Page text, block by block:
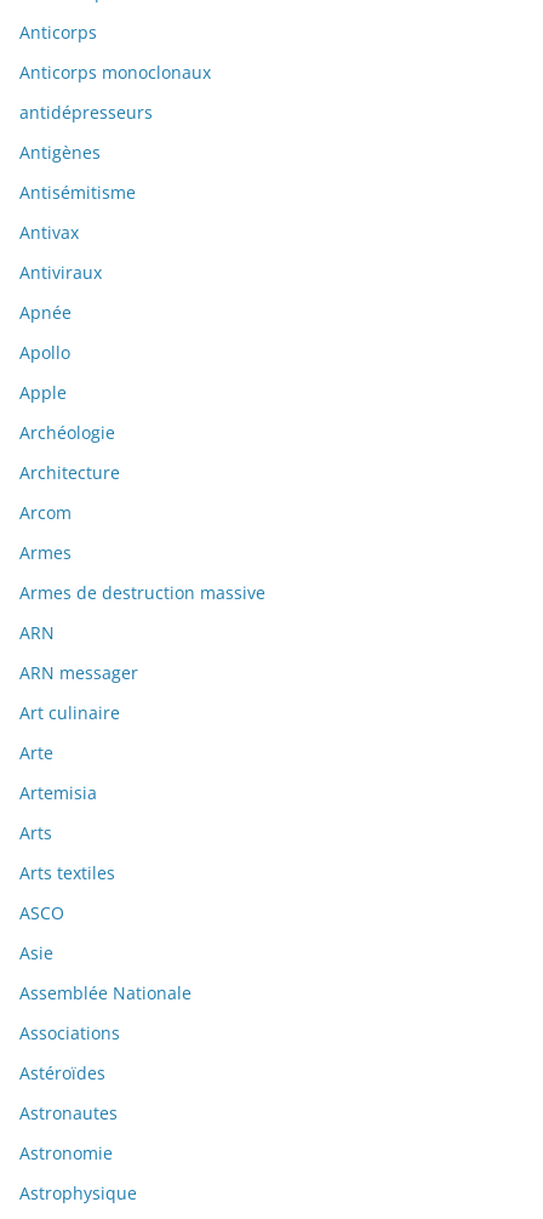
Anticorps
Anticorps monoclonaux
antidépresseurs
Antigènes
Antisémitisme
Antivax
Antiviraux
Apnée
Apollo
Apple
Archéologie
Architecture
Arcom
Armes
Armes de destruction massive
ARN
ARN messager
Art culinaire
Arte
Artemisia
Arts
Arts textiles
ASCO
Asie
Assemblée Nationale
Associations
Astéroïdes
Astronautes
Astronomie
Astrophysique